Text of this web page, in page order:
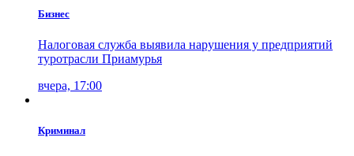
Бизнес
Налоговая служба выявила нарушения у предприятий
туротрасли Приамурья
вчера, 17:00
Криминал